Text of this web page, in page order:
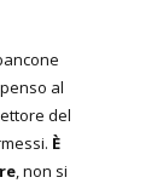
al
del
È
, non si